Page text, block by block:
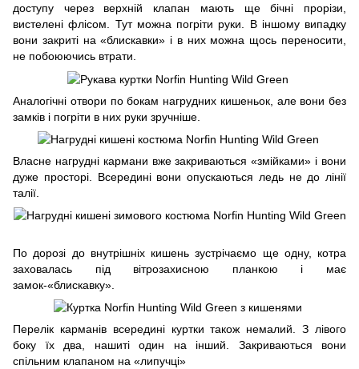
доступу через верхній клапан мають ще бічні прорізи,
вистелені флісом. Тут можна погріти руки. В іншому випадку
вони закриті на «блискавки» і в них можна щось переносити,
не побоюючись втрати.
Аналогічні отвори по бокам нагрудних кишеньок, але вони без
замків і погріти в них руки зручніше.
Власне нагрудні кармани вже закриваються «змійками» і вони
дуже просторі. Всередині вони опускаються ледь не до лінії
талії.
По дорозі до внутрішніх кишень зустрічаємо ще одну, котра
заховалась під вітрозахисною планкою і має
замок-«блискавку».
Перелік карманів всередині куртки також немалий. З лівого
боку їх два, нашиті один на інший. Закриваються вони
спільним клапаном на «липучці»